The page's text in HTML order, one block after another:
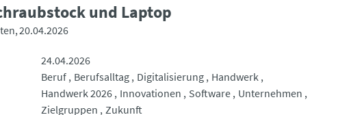
und Laptop
20.04.2026
24.04.2026
Beruf Berufsalltag Digitalisierung
Handwerk
Handwerk 2026
Innovationen Software
Unternehmen
Zielgruppen
Zukunft